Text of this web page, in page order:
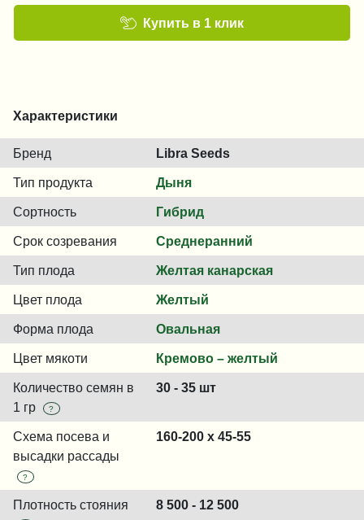
Купить в 1 клик
Характеристики
Бренд Libra Seeds
Тип продукта Дыня
Сортность Гибрид
Срок созревания Среднеранний
Тип плода Желтая канарская
Цвет плода Желтый
Форма плода Овальная
Цвет мякоти Кремово – желтый
Количество семян в
1 гр
?
30 - 35 шт
Схема посева и
высадки рассады
?
160-200 x 45-55
Плотность стояния 8 500 - 12 500